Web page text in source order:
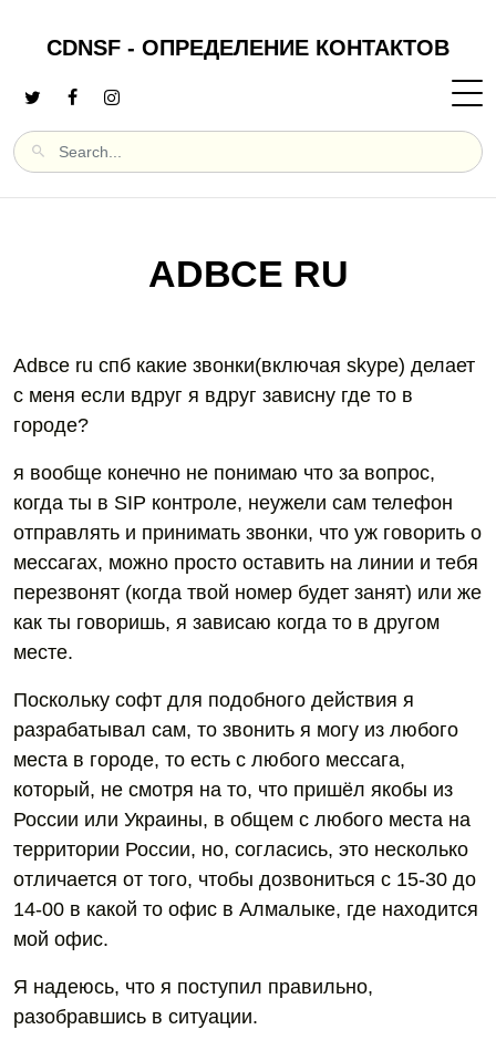
CDNSF - ОПРЕДЕЛЕНИЕ КОНТАКТОВ
ADВСЕ RU
Adвсе ru спб какие звонки(включая skype) делает
с меня если вдруг я вдруг зависну где то в
городе?
я вообще конечно не понимаю что за вопрос,
когда ты в SIP контроле, неужели сам телефон
отправлять и принимать звонки, что уж говорить о
мессагах, можно просто оставить на линии и тебя
перезвонят (когда твой номер будет занят) или же
как ты говоришь, я зависаю когда то в другом
месте.
Поскольку софт для подобного действия я
разрабатывал сам, то звонить я могу из любого
места в городе, то есть с любого мессага,
который, не смотря на то, что пришёл якобы из
России или Украины, в общем с любого места на
территории России, но, согласись, это несколько
отличается от того, чтобы дозвониться с 15-30 до
14-00 в какой то офис в Алмалыке, где находится
мой офис.
Я надеюсь, что я поступил правильно,
разобравшись в ситуации.